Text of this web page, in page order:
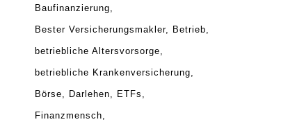
Baufinanzierung
Bester Versicherungsmakler Betrieb
betriebliche Altersvorsorge
betriebliche Krankenversicherung
Börse Darlehen ETFs
Finanzmensch